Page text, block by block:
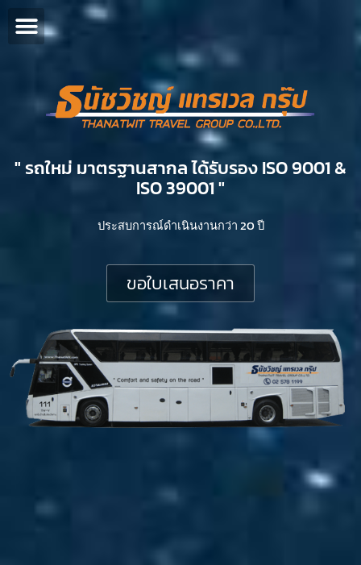
" รถใหม่ มาตรฐานสากล ได้รับรอง ISO 9001 &
ISO 39001 "​
ประสบการณ์ดำเนินงานกว่า 20 ปี
ขอใบเสนอราคา